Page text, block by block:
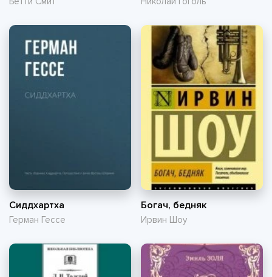
Сиддхартха
Герман Гессе
Богач, бедняк
Ирвин Шоу